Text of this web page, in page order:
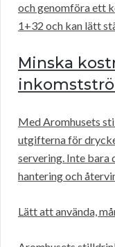
och genomföra ett
1+32 och kan lätt
Minska
Med Aromhusets
utgifterna för
servering. Inte bara
hantering och
Lätt att använda,